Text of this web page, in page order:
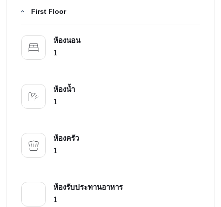
First Floor
ห้องนอน
1
ห้องน้ำ
1
ห้องครัว
1
ห้องรับประทานอาหาร
1